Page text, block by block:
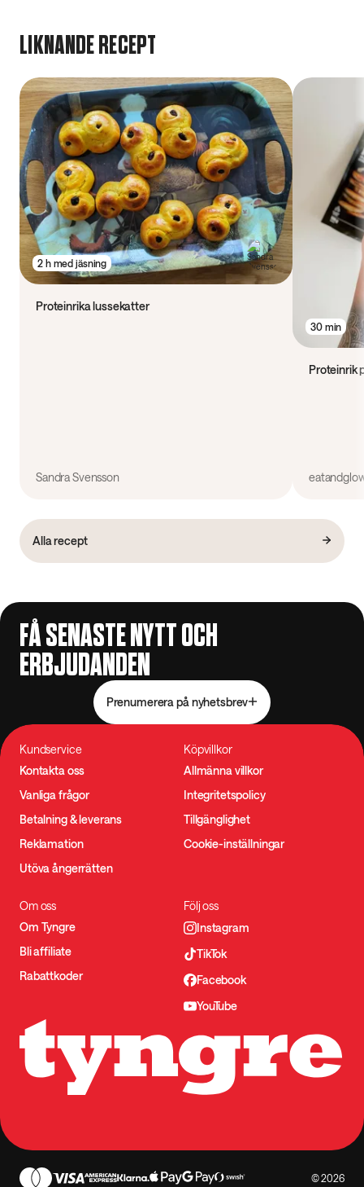
LIKNANDE RECEPT
2 h med jäsning
Proteinrika lussekatter
Sandra Svensson
30 min
Proteinrik
Alla recept
FÅ SENASTE NYTT OCH
ERBJUDANDEN
Prenumerera på nyhetsbrev
Kundservice
Kontakta oss
Vanliga frågor
Betalning & leverans
Reklamation
Utöva ångerrätten
Köpvillkor
Allmänna villkor
Integritetspolicy
Tillgänglighet
Cookie-inställningar
Om oss
Om Tyngre
Bli affiliate
Rabattkoder
Följ oss
Instagram
TikTok
Facebook
YouTube
© 2026